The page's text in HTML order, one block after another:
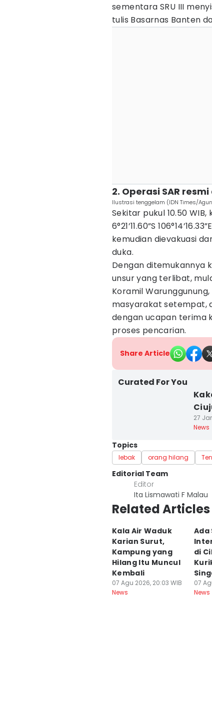
sementara SRU III
tulis Basarnas Banten
2. Operasi SAR
Ilustrasi tenggelam (IDN Times/
Sekitar pukul 10.50
6°21’11.60”S
kemudian dievakuasi
duka.
Dengan ditemukannya
unsur yang terlibat,
Koramil Warunggunung,
masyarakat setempat,
dengan ucapan terima
proses pencarian.
Share Article
Curated For You
27
News
Topics
lebak orang hilang
Editorial Team
Editor
Ita Lismawati F Malau
Related Articles
Kala Air Waduk
Karian Surut,
Kampung yang
Hilang Itu Muncul
Kembali
07 Agu 2026, 20:03 WIB
News
Ada
di
07
News